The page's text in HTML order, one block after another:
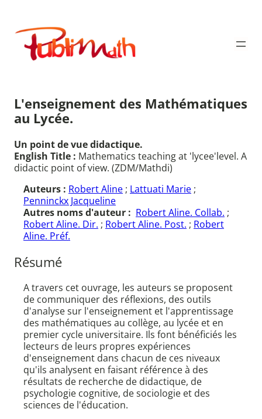
contenu
Publimath
L'enseignement des Mathématiques
au Lycée.
Un point de vue didactique.
English Title : Mathematics teaching at 'lycee'level. A
didactic point of view. (ZDM/Mathdi)
Auteurs : Robert Aline ; Lattuati Marie ;
Penninckx Jacqueline
Autres noms d'auteur : Robert Aline. Collab. ;
Robert Aline. Dir. ; Robert Aline. Post. ; Robert
Aline. Préf.
Résumé
A travers cet ouvrage, les auteurs se proposent
de communiquer des réflexions, des outils
d'analyse sur l'enseignement et l'apprentissage
des mathématiques au collège, au lycée et en
premier cycle universitaire. Ils font bénéficiés les
lecteurs de leurs propres expériences
d'enseignement dans chacun de ces niveaux
qu'ils analysent en faisant référence à des
résultats de recherche de didactique, de
psychologie cognitive, de sociologie et des
sciences de l'éducation.